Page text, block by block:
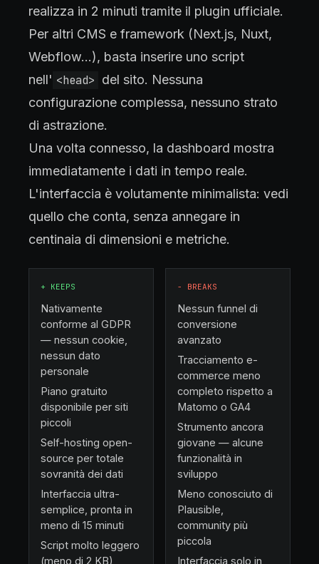
realizza in 2 minuti tramite il plugin ufficiale.
Per altri CMS e framework (Next.js, Nuxt,
Webflow…), basta inserire uno script
nell' <head> del sito. Nessuna
configurazione complessa, nessuno strato
di astrazione.
Una volta connesso, la dashboard mostra
immediatamente i dati in tempo reale.
L'interfaccia è volutamente minimalista: vedi
quello che conta, senza annegare in
centinaia di dimensioni e metriche.
+ KEEPS
Nativamente
conforme al GDPR
— nessun cookie,
nessun dato
personale
Piano gratuito
disponibile per siti
piccoli
Self-hosting open-
source per totale
sovranità dei dati
Interfaccia ultra-
semplice, pronta in
meno di 15 minuti
Script molto leggero
(meno di 2 KB),
− BREAKS
Nessun funnel di
conversione
avanzato
Tracciamento e-
commerce meno
completo rispetto a
Matomo o GA4
Strumento ancora
giovane — alcune
funzionalità in
sviluppo
Meno conosciuto di
Plausible,
community più
piccola
Interfaccia solo in